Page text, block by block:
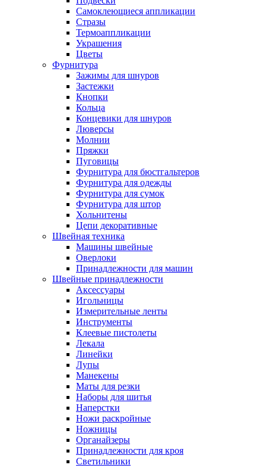
Самоклеющиеся аппликации
Стразы
Термоаппликации
Украшения
Цветы
Фурнитура
Зажимы для шнуров
Застежки
Кнопки
Кольца
Концевики для шнуров
Люверсы
Молнии
Пряжки
Пуговицы
Фурнитура для бюстгальтеров
Фурнитура для одежды
Фурнитура для сумок
Фурнитура для штор
Хольнитены
Цепи декоративные
Швейная техника
Машины швейные
Оверлоки
Принадлежности для машин
Швейные принадлежности
Аксессуары
Игольницы
Измерительные ленты
Инструменты
Клеевые пистолеты
Лекала
Линейки
Лупы
Манекены
Маты для резки
Наборы для шитья
Наперстки
Ножи раскройные
Ножницы
Органайзеры
Принадлежности для кроя
Светильники